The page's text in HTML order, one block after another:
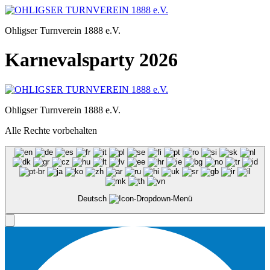
Zum
springen
Ohligser Turnverein 1888 e.V.
Karnevalsparty 2026
Ohligser Turnverein 1888 e.V.
Alle Rechte vorbehalten
Deutsch